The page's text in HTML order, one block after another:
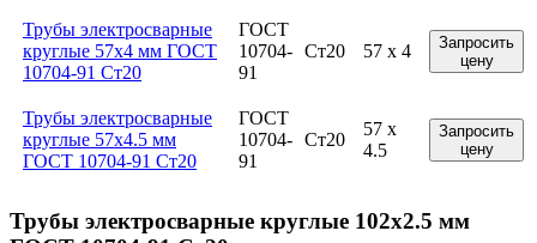
Трубы электросварные
круглые 57x4 мм ГОСТ
10704-91 Ст20
ГОСТ
10704-
91
Ст20 57 x 4
Запросить
цену
Трубы электросварные
круглые 57x4.5 мм
ГОСТ 10704-91 Ст20
ГОСТ
10704-
91
Ст20
57 x
4.5
Запросить
цену
Трубы электросварные круглые 102x2.5 мм